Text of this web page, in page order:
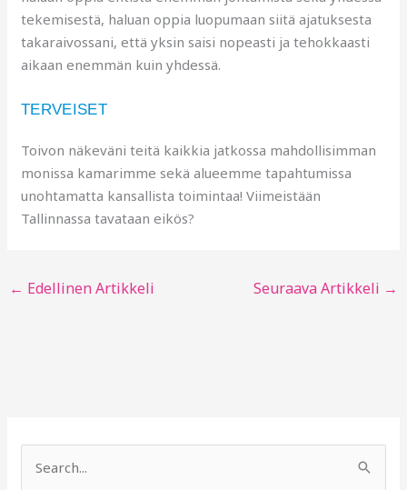
tekemisestä, haluan oppia luopumaan siitä ajatuksesta
takaraivossani, että yksin saisi nopeasti ja tehokkaasti
aikaan enemmän kuin yhdessä.
TERVEISET
Toivon näkeväni teitä kaikkia jatkossa mahdollisimman
monissa kamarimme sekä alueemme tapahtumissa
unohtamatta kansallista toimintaa! Viimeistään
Tallinnassa tavataan eikös?
← Edellinen Artikkeli Seuraava Artikkeli →